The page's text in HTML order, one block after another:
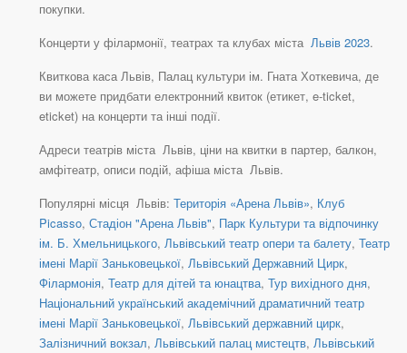
покупки.
Концерти у філармонії, театрах та клубах міста Львів 2023.
Квиткова каса Львів, Палац культури ім. Гната Хоткевича, де
ви можете придбати електронний квиток (етикет, e-ticket,
eticket) на концерти та інші події.
Адреси театрів міста Львів, ціни на квитки в партер, балкон,
амфітеатр, описи подій, афіша міста Львів.
Популярні місця Львів: Територія «Арена Львів», Клуб
Picasso, Стадіон "Арена Львів", Парк Культури та відпочинку
ім. Б. Хмельницького, Львівський театр опери та балету, Театр
імені Марії Заньковецької, Львівський Державний Цирк,
Філармонія, Театр для дітей та юнацтва, Тур вихідного дня,
Національний український академічний драматичний театр
імені Марії Заньковецької, Львівський державний цирк,
Залізничний вокзал, Львівський палац мистецтв, Львівський